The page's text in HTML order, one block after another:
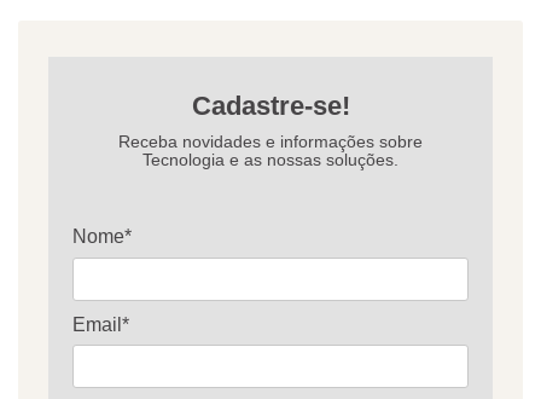
Cadastre-se!
Receba novidades e informações sobre
Tecnologia e as nossas soluções.
Nome*
Email*